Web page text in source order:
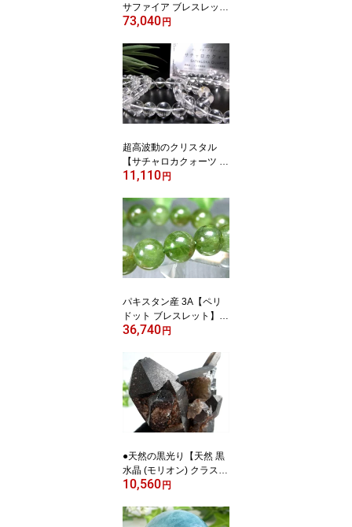
サファイア ブレスレッ
ト】約7.5mm×28珠 幸運
石の一つ 9月の誕生石 1
点物【ミャンマー産】パ
ワーストーン 天然石
73,040円
超高波動のクリスタル
【サチャロカクォーツ ブ
レスレット】11.5mm-12
透明感 ヒーラーから人気
ギャランティーカード付
き【インド アーンドラ・
プラデーシュ州産】パワ
ーストーン 天然石
11,110円
パキスタン産 3A【ペリ
ドット ブレスレット】1
0.5mm-11mm×19珠 透明
らん石 夫婦円満の石 女
神ペレの涙 一点物【パキ
スタン産】 パワーストー
ン 天然石
36,740円
●天然の黒光り【天然 黒
水晶 (モリオン) クラスタ
ー原石】重さ534g 最大
強さを感じる漆黒の水晶
10,560円